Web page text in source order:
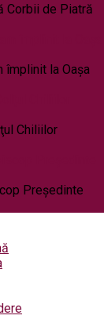
Corbii de Piatră
împlinit la Oaşa
Chiliilor
Preşedinte